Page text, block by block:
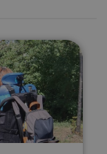
adaptada en